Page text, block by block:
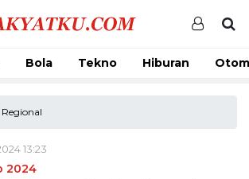
Bola Tekno Hiburan
Regional
13:23
2024